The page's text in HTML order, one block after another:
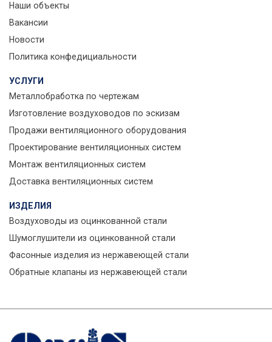
Наши объекты
Вакансии
Новости
Политика конфедициальности
УСЛУГИ
Металлобработка по чертежам
Изготовление воздуховодов по эскизам
Продажи вентиляционного оборудования
Проектирование вентиляционных систем
Монтаж вентиляционных систем
Доставка вентиляционных систем
ИЗДЕЛИЯ
Воздуховоды из оцинкованной стали
Шумоглушители из оцинкованной стали
Фасонные изделия из нержавеющей стали
Обратные клапаны из нержавеющей стали